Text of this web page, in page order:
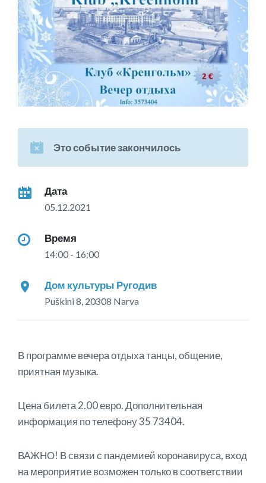
Это событие закончилось
Дата
05.12.2021
Время
14:00 - 16:00
Дом культуры Ругодив
Puškini 8, 20308 Narva
В программе вечера отдыха танцы, общение,
приятная музыка.
Цена билета 2.00 евро. Дополнительная
информация по телефону 35 73404.
ВАЖНО! В связи с пандемией коронавируса, вход
на мероприятие возможен только в соответствии